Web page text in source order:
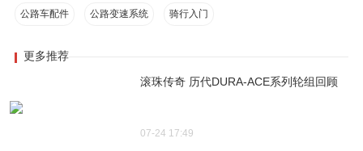
公路车配件 公路变速系统 骑行入门
更多推荐
滚珠传奇 历代DURA-ACE系列轮组回顾
07-24 17:49